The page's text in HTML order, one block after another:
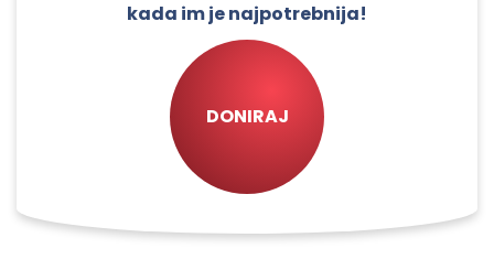
kada im je najpotrebnija!
DONIRAJ